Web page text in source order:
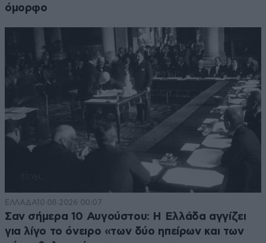
όμορφο
ΕΛΛΑΔΑ10·08·2026 00:07
Σαν σήμερα 10 Αυγούστου: Η Ελλάδα αγγίζει
για λίγο το όνειρο «των δύο ηπείρων και των